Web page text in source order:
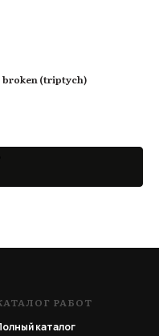
broken (triptych)
РАБОТ
каталог